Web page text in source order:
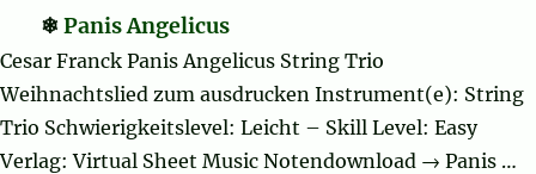
Panis Angelicus
Cesar Franck Panis Angelicus String Trio
Weihnachtslied zum ausdrucken Instrument(e): String
Trio Schwierigkeitslevel: Leicht – Skill Level: Easy
Verlag: Virtual Sheet Music Notendownload → Panis …